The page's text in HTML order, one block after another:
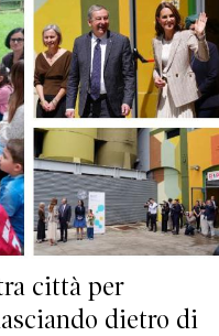
città per
dietro di